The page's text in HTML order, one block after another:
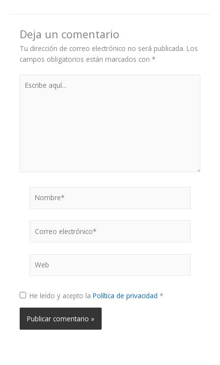
Deja un comentario
Tu dirección de correo electrónico no será publicada. Los
campos obligatorios están marcados con *
aquí...
electrónico*
He leído y acepto la Política de privacidad *